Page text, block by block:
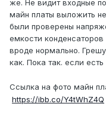
же. Не видит входные
майн платы выложить
были проверены
емкости
вроде нормально.
как. Пока так. если
Ссылка на фото майн
https://ibb.co/Y4tWhZ4Q